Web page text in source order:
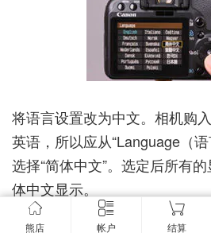
将语言设置改为中文。相机购
英语，所以应从“Language（
选择“简体中文”。选定后所有
体中文显示。
插入存储卡，进行格式化
熊店 帐户 结算